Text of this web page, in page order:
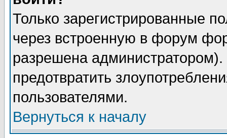
Только зарегистрированные
через встроенную в форум
разрешена
предотвратить
пользователями.
Вернуться к началу